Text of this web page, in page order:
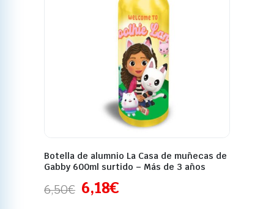
Botella de alumnio La Casa de muñecas de
Gabby 600ml surtido – Más de 3 años
6,50€ 6,18€